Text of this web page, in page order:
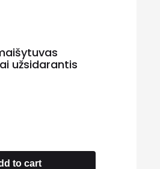
užsidarantis
to cart